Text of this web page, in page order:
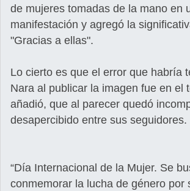
de mujeres tomadas de la mano en
manifestación y agregó la
"Gracias a ellas".
Lo cierto es que el error que habría
Nara al publicar la imagen fue en el
añadió, que al parecer quedó
desapercibido entre sus seguidores.
“Día Internacional de la Mujer. Se
conmemorar la lucha de género por